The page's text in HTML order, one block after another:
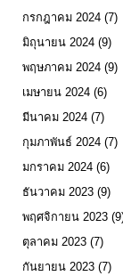
กรกฎาคม 2024 (7)
มิถุนายน 2024 (9)
พฤษภาคม 2024 (9)
เมษายน 2024 (6)
มีนาคม 2024 (7)
กุมภาพันธ์ 2024 (7)
มกราคม 2024 (6)
ธันวาคม 2023 (9)
พฤศจิกายน 2023
ตุลาคม 2023 (7)
กันยายน 2023 (7)